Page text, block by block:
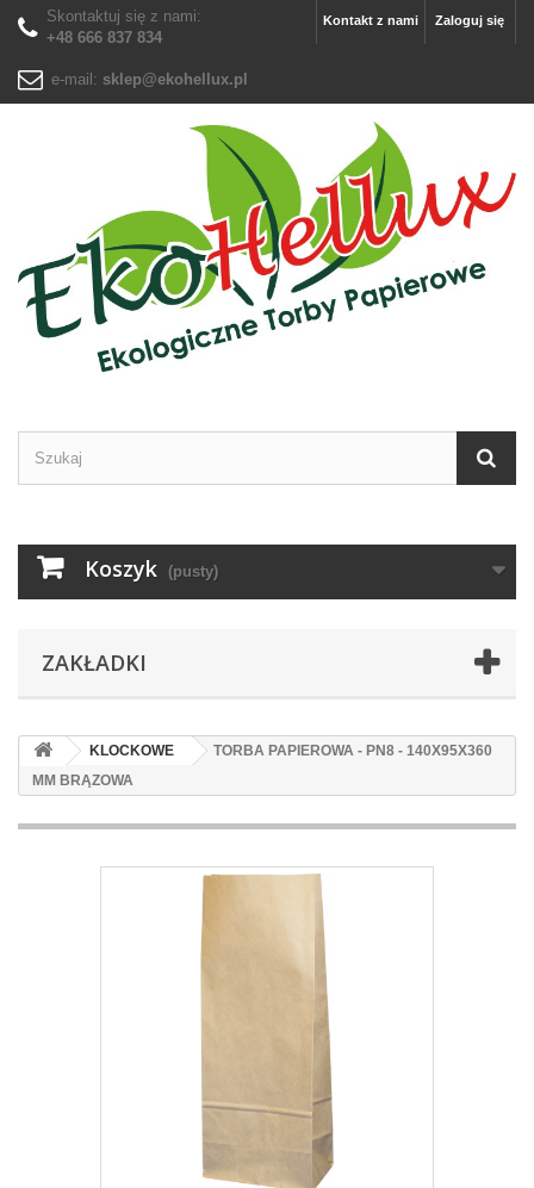
Zaloguj się
Kontakt z nami
Skontaktuj się z nami:
+48 666 837 834
e-mail: sklep@ekohellux.pl
Koszyk (pusty)
ZAKŁADKI
KLOCKOWE
TORBA PAPIEROWA - PN8 - 140X95X360
MM BRĄZOWA